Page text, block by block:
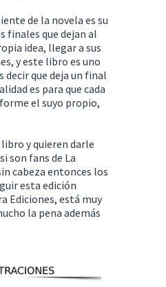
de la novela es su
finales que dejan al
idea, llegar a sus
y este libro es uno
decir que deja un final
es para que cada
el suyo propio,
y quieren darle
son fans de La
cabeza entonces los
esta edición
Ediciones, está muy
la pena además